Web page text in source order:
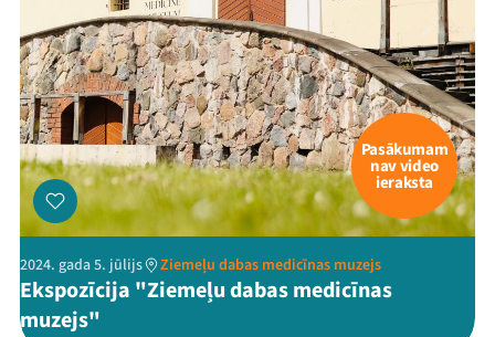
Pasākumam
nav video
ieraksta
2024. gada 5. jūlijs Ziemeļu dabas medicīnas muzejs
Ekspozīcija "Ziemeļu dabas medicīnas
muzejs"